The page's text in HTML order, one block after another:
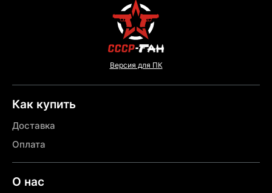
Версия для ПК
Как купить
Доставка
Оплата
О нас